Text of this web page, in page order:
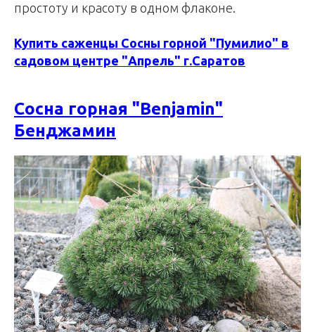
простоту и красоту в одном флаконе.
Купить саженцы Сосны горной "Пумилио" в
садовом центре "Апрель" г.Саратов
Сосна горная "Benjamin"
Бенджамин